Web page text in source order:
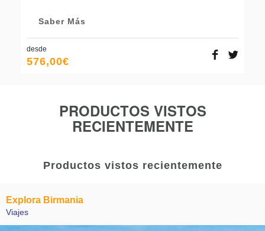
Saber Más
desde
576,00€
PRODUCTOS VISTOS
RECIENTEMENTE
Productos vistos recientemente
Explora Birmania
Viajes